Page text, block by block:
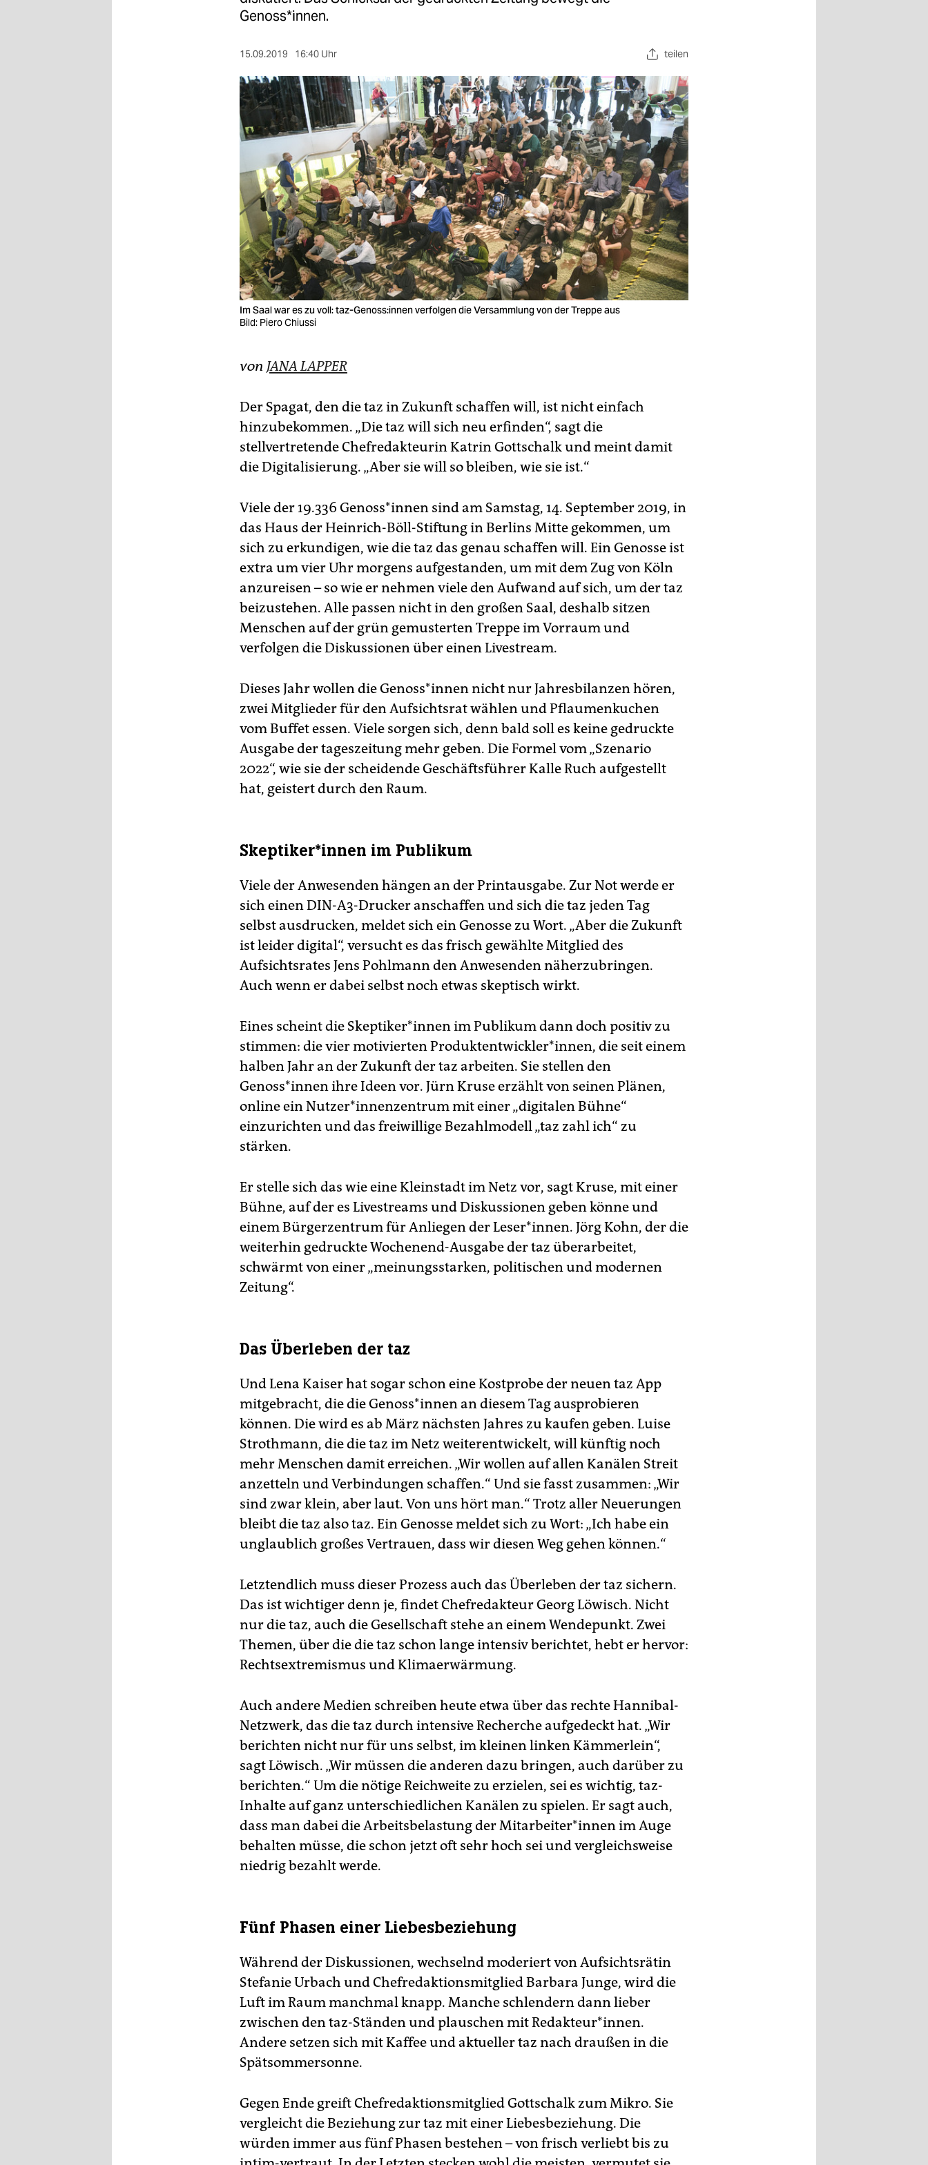
Genoss*innen.
15.09.2019 16:40 Uhr teilen
Im Saal war es zu voll: taz-Genoss:innen verfolgen die Versammlung von der Treppe aus
Bild: Piero Chiussi
von JANA LAPPER
Der Spagat, den die taz in Zukunft schaffen will, ist nicht einfach
hinzubekommen. „Die taz will sich neu erfinden“, sagt die
stellvertretende Chefredakteurin Katrin Gottschalk und meint damit
die Digitalisierung. „Aber sie will so bleiben, wie sie ist.“
Viele der 19.336 Genoss*innen sind am Samstag, 14. September 2019, in
das Haus der Heinrich-Böll-Stiftung in Berlins Mitte gekommen, um
sich zu erkundigen, wie die taz das genau schaffen will. Ein Genosse ist
extra um vier Uhr morgens aufgestanden, um mit dem Zug von Köln
anzureisen – so wie er nehmen viele den Aufwand auf sich, um der taz
beizustehen. Alle passen nicht in den großen Saal, deshalb sitzen
Menschen auf der grün gemusterten Treppe im Vorraum und
verfolgen die Diskussionen über einen Livestream.
Dieses Jahr wollen die Genoss*innen nicht nur Jahresbilanzen hören,
zwei Mitglieder für den Aufsichtsrat wählen und Pflaumenkuchen
vom Buffet essen. Viele sorgen sich, denn bald soll es keine gedruckte
Ausgabe der tageszeitung mehr geben. Die Formel vom „Szenario
2022“, wie sie der scheidende Geschäftsführer Kalle Ruch aufgestellt
hat, geistert durch den Raum.
Skeptiker*innen im Publikum
Viele der Anwesenden hängen an der Printausgabe. Zur Not werde er
sich einen DIN-A3-Drucker anschaffen und sich die taz jeden Tag
selbst ausdrucken, meldet sich ein Genosse zu Wort. „Aber die Zukunft
ist leider digital“, versucht es das frisch gewählte Mitglied des
Aufsichtsrates Jens Pohlmann den Anwesenden näherzubringen.
Auch wenn er dabei selbst noch etwas skeptisch wirkt.
Eines scheint die Skeptiker*innen im Publikum dann doch positiv zu
stimmen: die vier motivierten Produktentwickler*innen, die seit einem
halben Jahr an der Zukunft der taz arbeiten. Sie stellen den
Genoss*innen ihre Ideen vor. Jürn Kruse erzählt von seinen Plänen,
online ein Nutzer*innenzentrum mit einer „digitalen Bühne“
einzurichten und das freiwillige Bezahlmodell „taz zahl ich“ zu
stärken.
Er stelle sich das wie eine Kleinstadt im Netz vor, sagt Kruse, mit einer
Bühne, auf der es Livestreams und Diskussionen geben könne und
einem Bürgerzentrum für Anliegen der Leser*innen. Jörg Kohn, der die
weiterhin gedruckte Wochenend-Ausgabe der taz überarbeitet,
schwärmt von einer „meinungsstarken, politischen und modernen
Zeitung“.
Das Überleben der taz
Und Lena Kaiser hat sogar schon eine Kostprobe der neuen taz App
mitgebracht, die die Genoss*innen an diesem Tag ausprobieren
können. Die wird es ab März nächsten Jahres zu kaufen geben. Luise
Strothmann, die die taz im Netz weiterentwickelt, will künftig noch
mehr Menschen damit erreichen. „Wir wollen auf allen Kanälen Streit
anzetteln und Verbindungen schaffen.“ Und sie fasst zusammen: „Wir
sind zwar klein, aber laut. Von uns hört man.“ Trotz aller Neuerungen
bleibt die taz also taz. Ein Genosse meldet sich zu Wort: „Ich habe ein
unglaublich großes Vertrauen, dass wir diesen Weg gehen können.“
Letztendlich muss dieser Prozess auch das Überleben der taz sichern.
Das ist wichtiger denn je, findet Chefredakteur Georg Löwisch. Nicht
nur die taz, auch die Gesellschaft stehe an einem Wendepunkt. Zwei
Themen, über die die taz schon lange intensiv berichtet, hebt er hervor:
Rechtsextremismus und Klimaerwärmung.
Auch andere Medien schreiben heute etwa über das rechte Hannibal-
Netzwerk, das die taz durch intensive Recherche aufgedeckt hat. „Wir
berichten nicht nur für uns selbst, im kleinen linken Kämmerlein“,
sagt Löwisch. „Wir müssen die anderen dazu bringen, auch darüber zu
berichten.“ Um die nötige Reichweite zu erzielen, sei es wichtig, taz-
Inhalte auf ganz unterschiedlichen Kanälen zu spielen. Er sagt auch,
dass man dabei die Arbeitsbelastung der Mitarbeiter*innen im Auge
behalten müsse, die schon jetzt oft sehr hoch sei und vergleichsweise
niedrig bezahlt werde.
Fünf Phasen einer Liebesbeziehung
Während der Diskussionen, wechselnd moderiert von Aufsichtsrätin
Stefanie Urbach und Chefredaktionsmitglied Barbara Junge, wird die
Luft im Raum manchmal knapp. Manche schlendern dann lieber
zwischen den taz-Ständen und plauschen mit Redakteur*innen.
Andere setzen sich mit Kaffee und aktueller taz nach draußen in die
Spätsommersonne.
Gegen Ende greift Chefredaktionsmitglied Gottschalk zum Mikro. Sie
vergleicht die Beziehung zur taz mit einer Liebesbeziehung. Die
würden immer aus fünf Phasen bestehen – von frisch verliebt bis zu